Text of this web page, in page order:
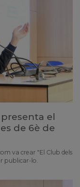
el
de 6è de
va crear "El Club dels
publicar-lo.